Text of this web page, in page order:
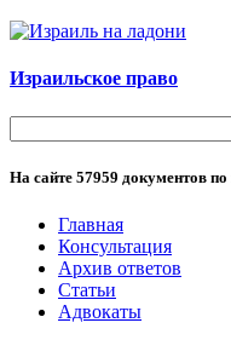
Израильское право
На сайте 57959 документов
Главная
Консультация
Архив ответов
Статьи
Адвокаты